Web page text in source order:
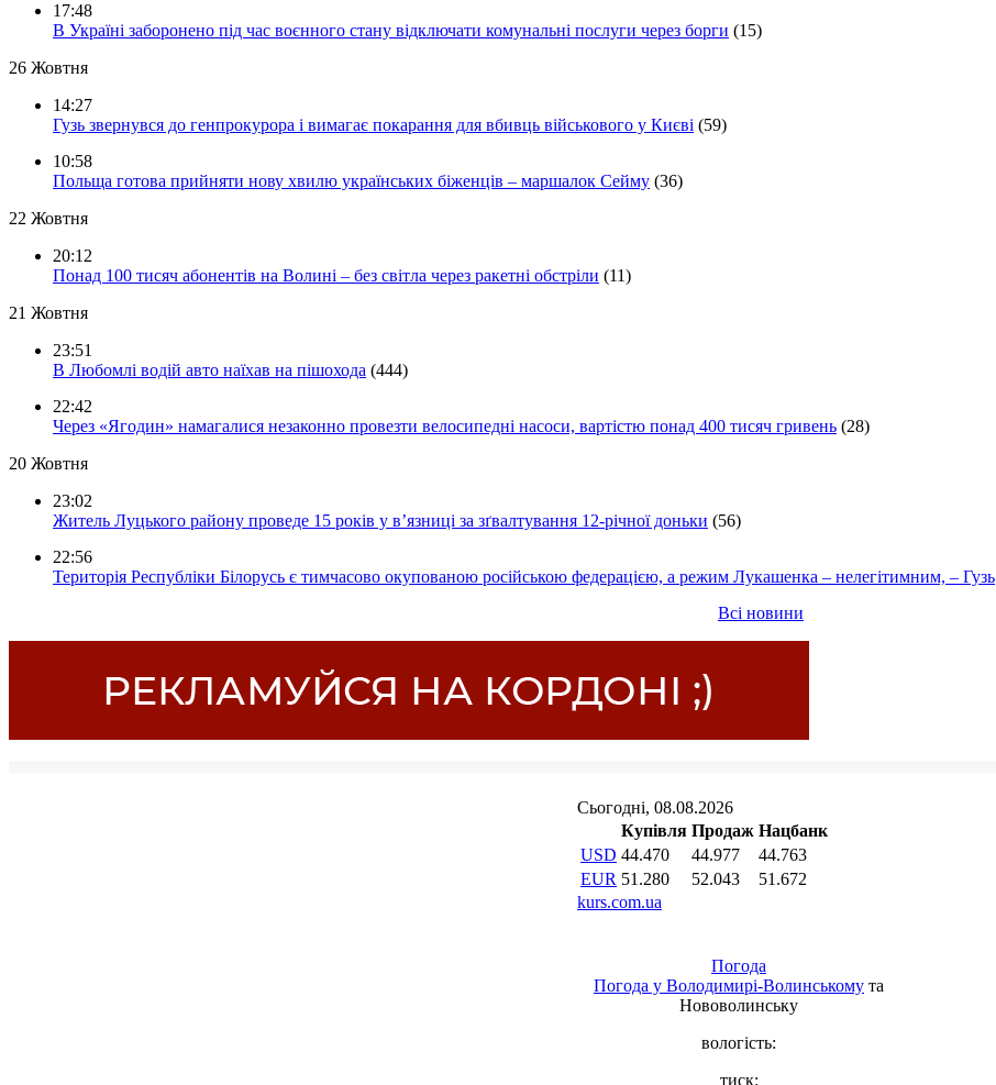
17:48
В Україні заборонено під час воєнного стану відключати комунальні послуги через борги (15)
26 Жовтня
14:27
Гузь звернувся до генпрокурора і вимагає покарання для вбивць військового у Києві (59)
10:58
Польща готова прийняти нову хвилю українських біженців – маршалок Сейму (36)
22 Жовтня
20:12
Понад 100 тисяч абонентів на Волині – без світла через ракетні обстріли (11)
21 Жовтня
23:51
В Любомлі водій авто наїхав на пішохода (444)
22:42
Через «Ягодин» намагалися незаконно провезти велосипедні насоси, вартістю понад 400 тисяч гривень (28)
20 Жовтня
23:02
Житель Луцького району проведе 15 років у в’язниці за зґвалтування 12-річної доньки (56)
22:56
Територія Республіки Білорусь є тимчасово окупованою російською федерацією, а режим Лукашенка – нелегітимним, – Гузь
Всі новини
Погода
Погода у Володимирі-Волинському та
Нововолинську
вологість:
тиск: